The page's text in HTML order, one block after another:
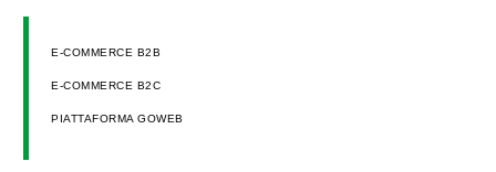
E-COMMERCE B2B
E-COMMERCE B2C
PIATTAFORMA GOWEB